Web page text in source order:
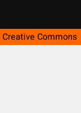
Creative Commons